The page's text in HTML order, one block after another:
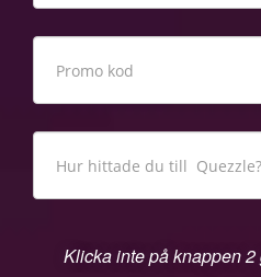
Klicka inte på knappen